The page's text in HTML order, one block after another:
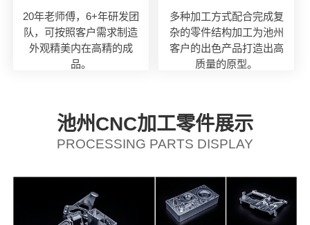
20年老师傅，6+年研发团
队，可按照客户需求制造
外观精美内在高精的成
品。
多种加工方式配合完成复
杂的零件结构加工为池州
客户的出色产品打造出高
质量的原型。
池州CNC加工零件展示
PROCESSING PARTS DISPLAY